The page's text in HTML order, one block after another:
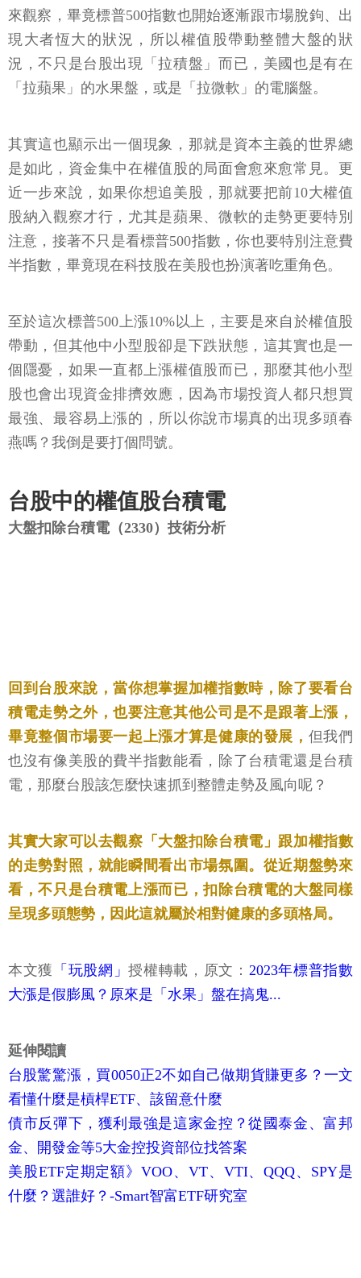
來觀察，畢竟標普500指數也開始逐漸跟市場脫鉤、出
現大者恆大的狀況，所以權值股帶動整體大盤的狀
況，不只是台股出現「拉積盤」而已，美國也是有在
「拉蘋果」的水果盤，或是「拉微軟」的電腦盤。
其實這也顯示出一個現象，那就是資本主義的世界總
是如此，資金集中在權值股的局面會愈來愈常見。更
近一步來說，如果你想追美股，那就要把前10大權值
股納入觀察才行，尤其是蘋果、微軟的走勢更要特別
注意，接著不只是看標普500指數，你也要特別注意費
半指數，畢竟現在科技股在美股也扮演著吃重角色。
至於這次標普500上漲10%以上，主要是來自於權值股
帶動，但其他中小型股卻是下跌狀態，這其實也是一
個隱憂，如果一直都上漲權值股而已，那麼其他小型
股也會出現資金排擠效應，因為市場投資人都只想買
最強、最容易上漲的，所以你說市場真的出現多頭春
燕嗎？我倒是要打個問號。
台股中的權值股台積電
大盤扣除台積電（2330）技術分析
回到台股來說，當你想掌握加權指數時，除了要看台
積電走勢之外，也要注意其他公司是不是跟著上漲，
畢竟整個市場要一起上漲才算是健康的發展， 但我們
也沒有像美股的費半指數能看，除了台積電還是台積
電，那麼台股該怎麼快速抓到整體走勢及風向呢？
其實大家可以去觀察「大盤扣除台積電」跟加權指數
的走勢對照，就能瞬間看出市場氛圍。從近期盤勢來
看，不只是台積電上漲而已，扣除台積電的大盤同樣
呈現多頭態勢，因此這就屬於相對健康的多頭格局。
本文獲 「玩股網」授權轉載，原文： 2023年標普指數
大漲是假膨風？原來是「水果」盤在搞鬼...
延伸閱讀
台股驚驚漲，買0050正2不如自己做期貨賺更多？一文
看懂什麼是槓桿ETF、該留意什麼
債市反彈下，獲利最強是這家金控？從國泰金、富邦
金、開發金等5大金控投資部位找答案
美股ETF定期定額》VOO、VT、VTI、QQQ、SPY是
什麼？選誰好？-Smart智富ETF研究室